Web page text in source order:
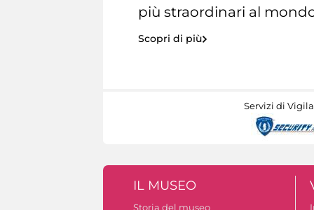
più straordinari al
Scopri di più
Servizi di
IL MUSEO
Storia del museo